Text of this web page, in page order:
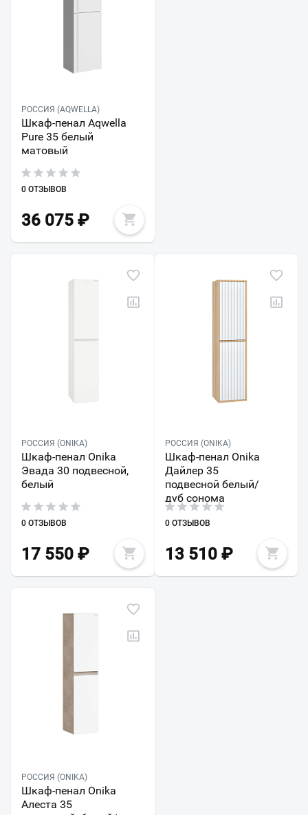
РОССИЯ (AQWELLA)
Шкаф-пенал Aqwella
Pure 35 белый
матовый
0 ОТЗЫВОВ
36 075 ₽
РОССИЯ (ONIKA)
Шкаф-пенал Onika
Эвада 30 подвесной,
белый
0 ОТЗЫВОВ
17 550 ₽
РОССИЯ (ONIKA)
Шкаф-пенал Onika
Дайлер 35
подвесной белый/
дуб сонома
0 ОТЗЫВОВ
13 510₽
РОССИЯ (ONIKA)
Шкаф-пенал Onika
Алеста 35